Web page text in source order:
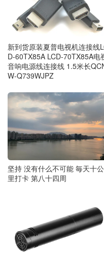
新到货原装夏普电视机连接线
D-60TX85A LCD-70TX85A电
音响电源线连接线 1.5米长
W-Q739WJPZ
坚持 没有什么不可能 毎天十公
里打卡 第八十四周